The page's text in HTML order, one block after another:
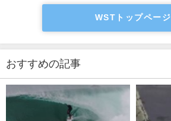
WSTトップページ
おすすめの記事